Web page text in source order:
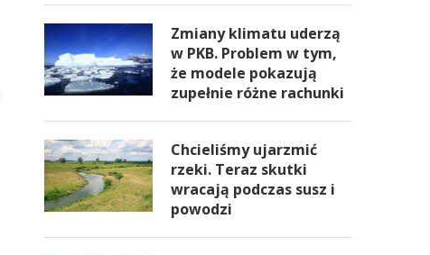
Zmiany klimatu uderzą
w PKB. Problem w tym,
że modele pokazują
zupełnie różne rachunki
Chcieliśmy ujarzmić
rzeki. Teraz skutki
wracają podczas susz i
powodzi